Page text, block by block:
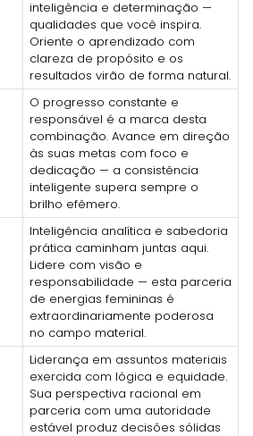
inteligência e determinação —
qualidades que você inspira.
Oriente o aprendizado com
clareza de propósito e os
resultados virão de forma natural.
O progresso constante e
responsável é a marca desta
combinação. Avance em direção
às suas metas com foco e
dedicação — a consistência
inteligente supera sempre o
brilho efêmero.
Inteligência analítica e sabedoria
prática caminham juntas aqui.
Lidere com visão e
responsabilidade — esta parceria
de energias femininas é
extraordinariamente poderosa
no campo material.
Liderança em assuntos materiais
exercida com lógica e equidade.
Sua perspectiva racional em
parceria com uma autoridade
estável produz decisões sólidas